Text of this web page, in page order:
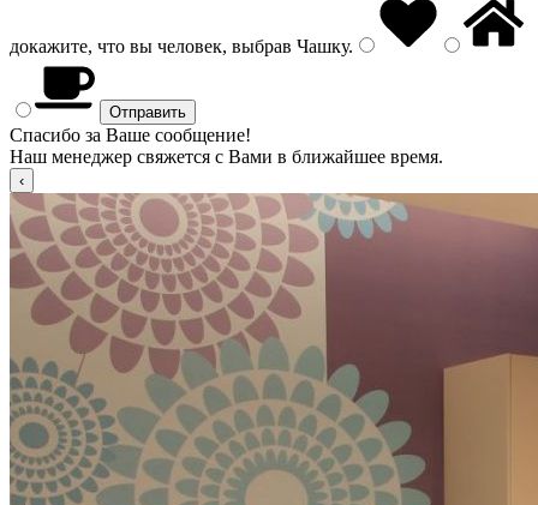
докажите, что вы человек, выбрав Чашку.
Спасибо за Ваше сообщение!
Наш менеджер свяжется с Вами в ближайшее время.